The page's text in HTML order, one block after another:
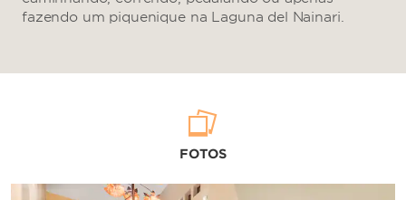
fazendo um piquenique na Laguna del Nainari.
FOTOS